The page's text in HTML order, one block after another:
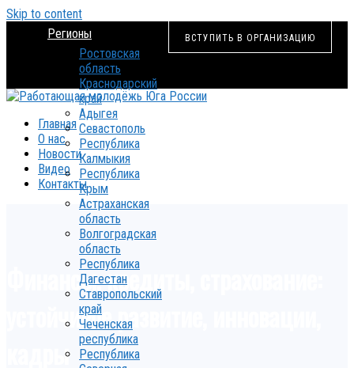
Skip to content
ВСТУПИТЬ В ОРГАНИЗАЦИЮ
Регионы
Ростовская
область
Краснодарский
край
Адыгея
Севастополь
Республика
Калмыкия
Республика
Крым
Астраханская
область
Волгоградская
область
Республика
Дагестан
Ставропольский
край
Чеченская
республика
Республика
Главная
О нас
Новости
Видео
Контакты
Финансы, кредиты, страхование:
устойчивое развитие, инновации,
кадры